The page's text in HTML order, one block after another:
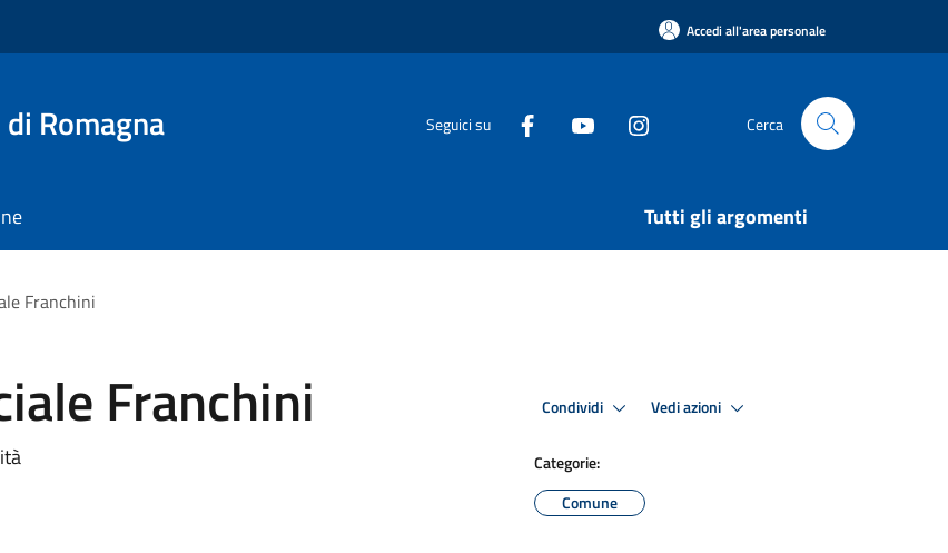
Accedi all'area personale
Romagna Seguici su Cerca
Tutti gli argomenti
Franchini
Franchini Condividi Vedi azioni
Categorie:
Comune